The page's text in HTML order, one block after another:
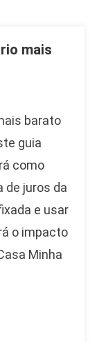
mais
barato
guia
como
de juros da
e usar
o impacto
Minha